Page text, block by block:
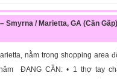
Smyrna / Marietta, GA (Cần Gấp)
nằm trong shopping area
ĐANG CẦN: • 1 thợ tay